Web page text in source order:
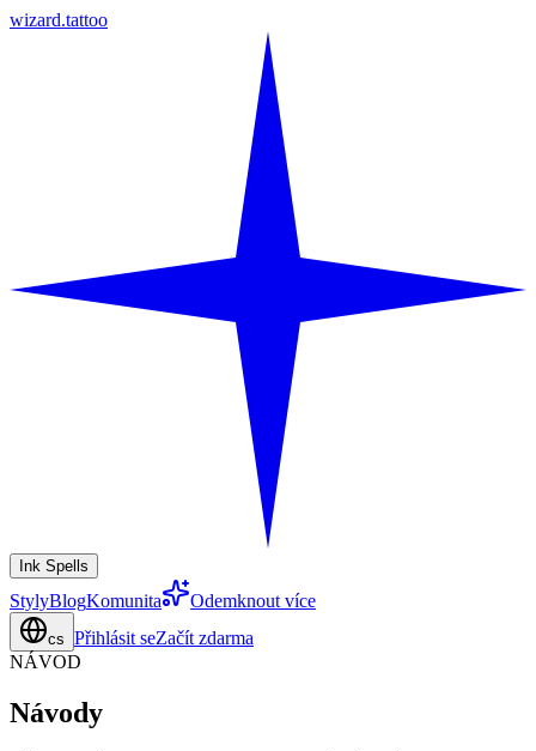
wizard.tattoo
Ink Spells
StylyBlogKomunita Odemknout více
cs Přihlásit seZačít zdarma
NÁVOD
Návody